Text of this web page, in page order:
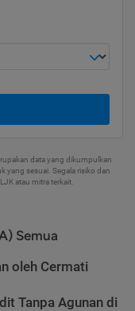
data yang dikumpulkan
sesuai. Segala risiko dan
atau mitra terkait.
Semua
oleh Cermati
Tanpa Agunan di